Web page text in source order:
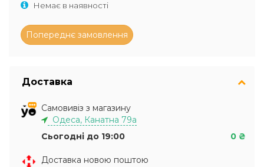
Немає в наявності
Доставка
Самовивіз з магазину
Одеса, Канатна 79а
Сьогодні до 19:00
0 ₴
Доставка новою поштою